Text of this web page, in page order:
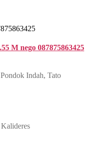
M nego 087875863425
Indah, Tato